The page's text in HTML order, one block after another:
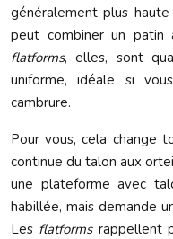
généralement plus
peut combiner un patin
flatforms, elles, sont
uniforme, idéale si
cambrure.
Pour vous, cela change
continue du talon aux
une plateforme avec
habillée, mais demande
Les flatformsrappellent